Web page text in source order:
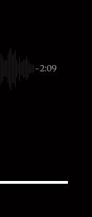
-2:09